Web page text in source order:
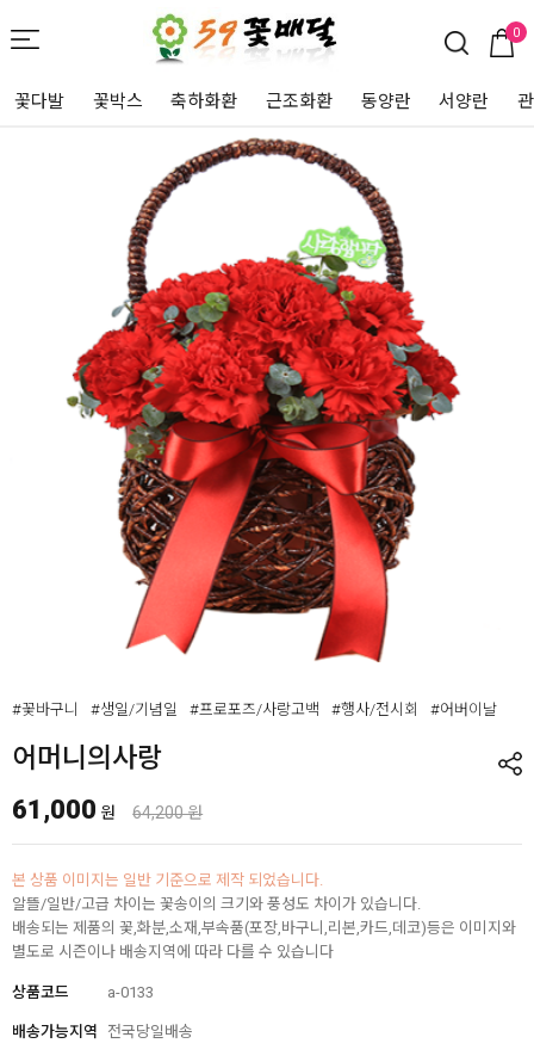
0
꽃다발 꽃박스 축하화환 근조화환 동양란 서양란
#꽃바구니 #생일/기념일 #프로포즈/사랑고백 #행사/전시회 #어버이날
어머니의사랑
61,000 원 64,200 원
본 상품 이미지는 일반 기준으로 제작 되었습니다.
알뜰/일반/고급 차이는 꽃송이의 크기와 풍성도 차이가 있습니다.
배송되는 제품의 꽃,화분,소재,부속품(포장,바구니,리본,카드,데코)등은 이미지와
별도로 시즌이나 배송지역에 따라 다를 수 있습니다
상품코드 a-0133
배송가능지역 전국당일배송